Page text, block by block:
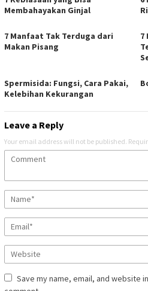
Membahayakan Ginjal
7 Manfaat Tak Terduga dari
Makan Pisang
7
Spermisida: Fungsi, Cara Pakai,
Kelebihan Kekurangan
Leave a Reply
Your email address will not be published.
Save my name, email, and website